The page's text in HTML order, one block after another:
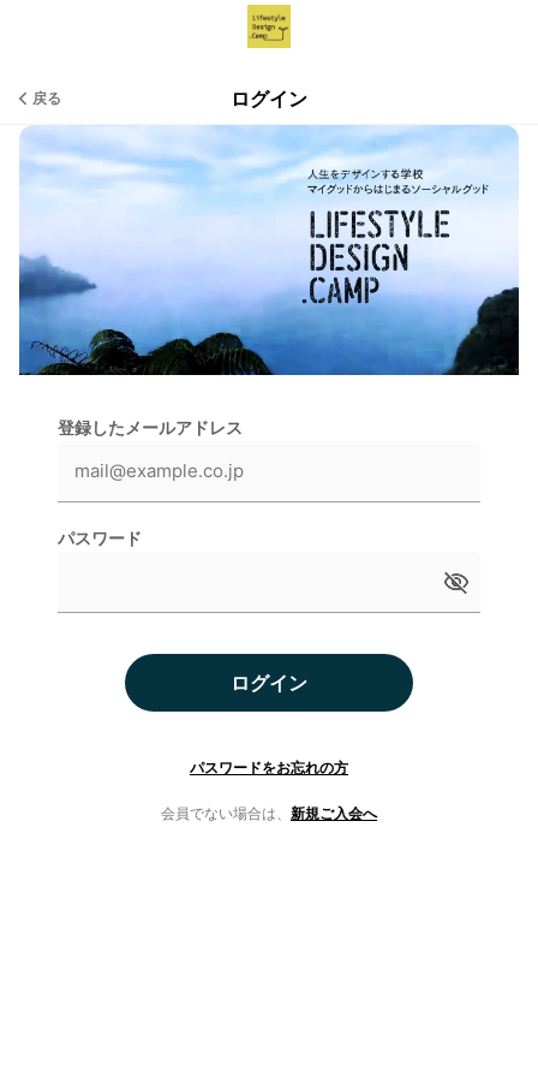
戻る ログイン
登録したメールアドレス
パスワード
ログイン
パスワードをお忘れの方
会員でない場合は、 新規ご入会へ